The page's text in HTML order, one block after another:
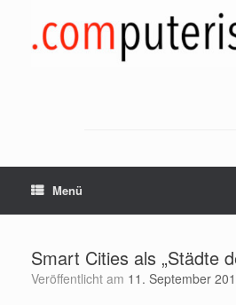
springen
Menü
Smart Cities als „Städte
Veröffentlicht am 11. September